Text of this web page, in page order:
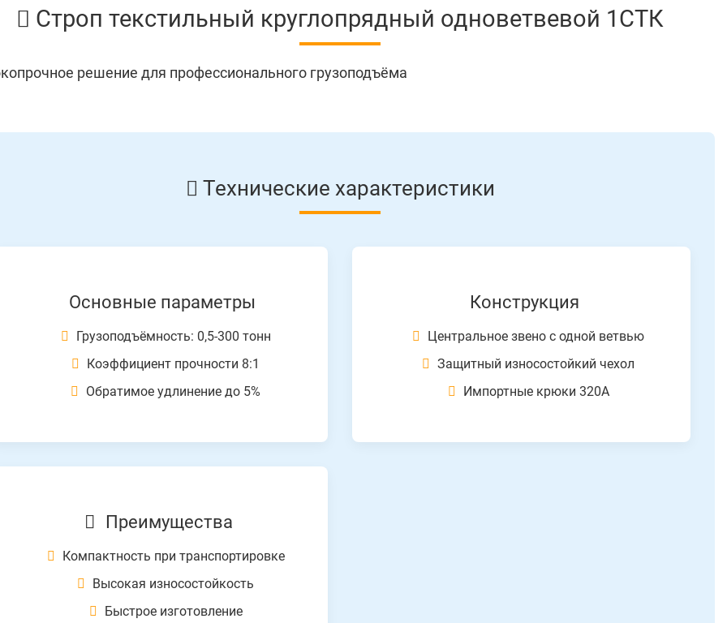
Строп текстильный круглопрядный одноветвевой 1СТК
решение для профессионального грузоподъёма
Технические характеристики
Основные параметры
Грузоподъёмность: 0,5-300 тонн
Коэффициент прочности 8:1
Обратимое удлинение до 5%
Конструкция
Центральное звено с одной ветвью
Защитный износостойкий чехол
Импортные крюки 320А
Преимущества
Компактность при транспортировке
Высокая износостойкость
Быстрое изготовление